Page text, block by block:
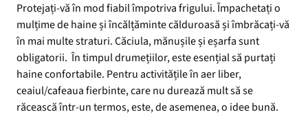
Protejați-vă în mod fiabil împotriva frigului. Împachetați o
mulțime de haine și încălțăminte călduroasă și îmbrăcați-vă
în mai multe straturi. Căciula, mănușile și eșarfa sunt
obligatorii. În timpul drumețiilor, este esențial să purtați
haine confortabile. Pentru activitățile în aer liber,
ceaiul/cafeaua fierbinte, care nu durează mult să se
răcească într-un termos, este, de asemenea, o idee bună.